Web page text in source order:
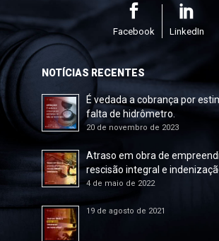
Facebook LinkedIn
NOTÍCIAS RECENTES
É vedada a cobrança por
falta de hidrômetro.
20 de novembro de 2023
Atraso em obra de
rescisão integral e
4 de maio de 2022
19 de agosto de 2021